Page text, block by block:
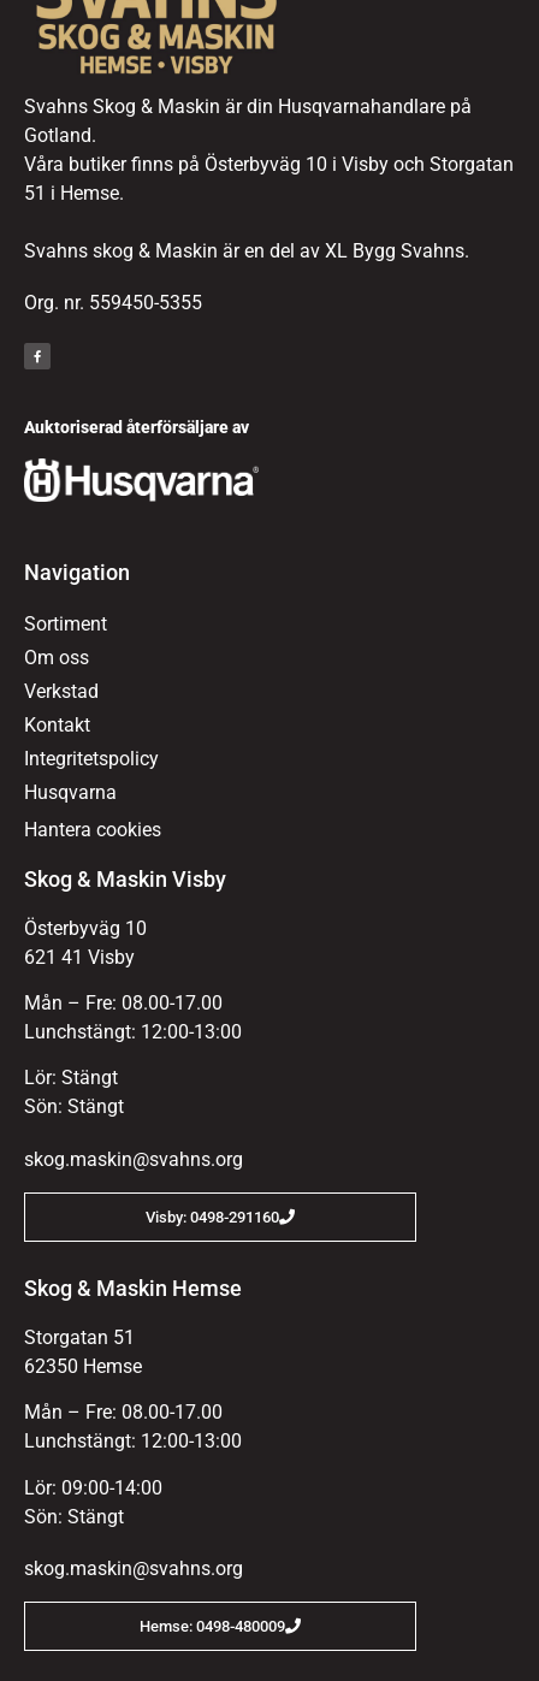
Svahns Skog & Maskin är din Husqvarnahandlare på
Gotland.
Våra butiker finns på Österbyväg 10 i Visby och Storgatan
51 i Hemse.
Svahns skog & Maskin är en del av XL Bygg Svahns.
Org. nr. 559450-5355
Auktoriserad återförsäljare av
Navigation
Sortiment
Om oss
Verkstad
Kontakt
Integritetspolicy
Husqvarna
Hantera cookies
Skog & Maskin Visby
Österbyväg 10
621 41 Visby
Mån – Fre: 08.00-17.00
Lunchstängt: 12:00-13:00
Lör: Stängt
Sön: Stängt
skog.maskin@svahns.org
Visby: 0498-291160
Skog & Maskin Hemse
Storgatan 51
62350 Hemse
Mån – Fre: 08.00-17.00
Lunchstängt: 12:00-13:00
Lör: 09:00-14:00
Sön: Stängt
skog.maskin@svahns.org
Hemse: 0498-480009